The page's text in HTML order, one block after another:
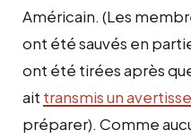
Américain. (Les
ont été sauvés en
ont été tirées après
ait transmis un
préparer). Comme